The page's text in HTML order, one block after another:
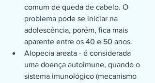
comum de queda de cabelo. O
problema pode se iniciar na
adolescência, porém, fica mais
aparente entre os 40 e 50 anos.
Alopecia areata - é considerada
uma doença autoimune, quando o
sistema imunológico (mecanismo